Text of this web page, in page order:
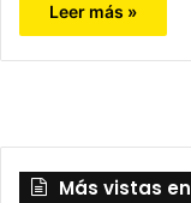
Leer más »
Más vistas